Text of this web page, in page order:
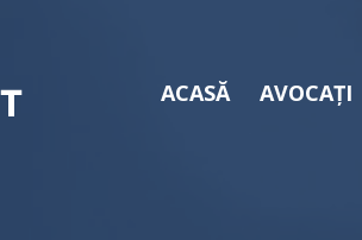
ACASĂ AVOCAȚI